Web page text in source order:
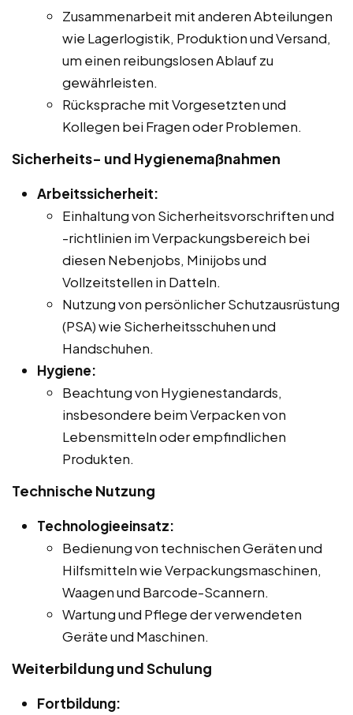
Zusammenarbeit mit anderen Abteilungen
wie Lagerlogistik, Produktion und Versand,
um einen reibungslosen Ablauf zu
gewährleisten.
Rücksprache mit Vorgesetzten und
Kollegen bei Fragen oder Problemen.
Sicherheits- und Hygienemaßnahmen
Arbeitssicherheit:
Einhaltung von Sicherheitsvorschriften und
-richtlinien im Verpackungsbereich bei
diesen Nebenjobs, Minijobs und
Vollzeitstellen in Datteln.
Nutzung von persönlicher Schutzausrüstung
(PSA) wie Sicherheitsschuhen und
Handschuhen.
Hygiene:
Beachtung von Hygienestandards,
insbesondere beim Verpacken von
Lebensmitteln oder empfindlichen
Produkten.
Technische Nutzung
Technologieeinsatz:
Bedienung von technischen Geräten und
Hilfsmitteln wie Verpackungsmaschinen,
Waagen und Barcode-Scannern.
Wartung und Pflege der verwendeten
Geräte und Maschinen.
Weiterbildung und Schulung
Fortbildung: